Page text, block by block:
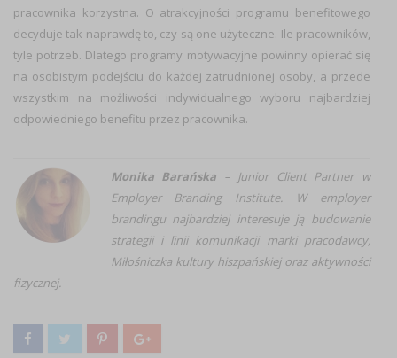
pracownika korzystna. O atrakcyjności programu benefitowego
decyduje tak naprawdę to, czy są one użyteczne. Ile pracowników,
tyle potrzeb. Dlatego programy motywacyjne powinny opierać się
na osobistym podejściu do każdej zatrudnionej osoby, a przede
wszystkim na możliwości indywidualnego wyboru najbardziej
odpowiedniego benefitu przez pracownika.
Monika Barańska – Junior Client Partner w
Employer Branding Institute. W employer
brandingu najbardziej interesuje ją budowanie
strategii i linii komunikacji marki pracodawcy,
Miłośniczka kultury hiszpańskiej oraz aktywności
fizycznej.